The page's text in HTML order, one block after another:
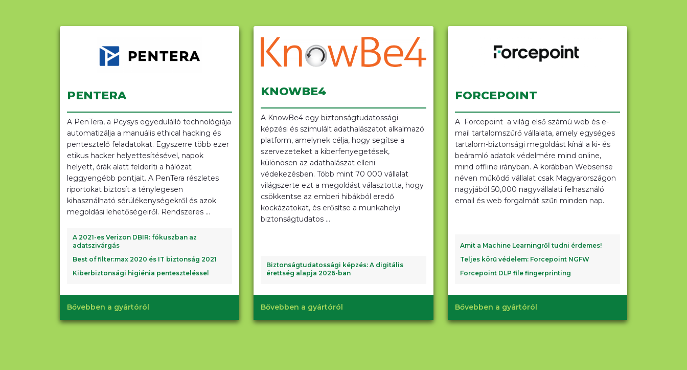
PENTERA
A PenTera, a Pcysys egyedülálló technológiája
automatizálja a manuális ethical hacking és
pentesztelő feladatokat. Egyszerre több ezer
etikus hacker helyettesítésével, napok
helyett, órák alatt felderíti a hálózat
leggyengébb pontjait. A PenTera részletes
riportokat biztosít a ténylegesen
kihasználható sérülékenységekről és azok
megoldási lehetőségeiről. Rendszeres ...
A 2021-es Verizon DBIR: fókuszban az
adatszivárgás
Best of filter:max 2020 és IT biztonság 2021
Kiberbiztonsági higiénia penteszteléssel
Bővebben a gyártóról
KNOWBE4
A KnowBe4 egy biztonságtudatossági
képzési és szimulált adathalászatot alkalmazó
platform, amelynek célja, hogy segítse a
szervezeteket a kiberfenyegetések,
különösen az adathalászat elleni
védekezésben. Több mint 70 000 vállalat
világszerte ezt a megoldást választotta, hogy
csökkentse az emberi hibákból eredő
kockázatokat, és erősítse a munkahelyi
biztonságtudatos ...
Biztonságtudatossági képzés: A digitális
érettség alapja 2026-ban
Bővebben a gyártóról
FORCEPOINT
A Forcepoint a világ első számú web és e-
mail tartalomszűrő vállalata, amely egységes
tartalom-biztonsági megoldást kínál a ki- és
beáramló adatok védelmére mind online,
mind offline irányban. A korábban Websense
néven működő vállalat csak Magyarországon
nagyjából 50,000 nagyvállalati felhasználó
email és web forgalmát szűri minden nap.
Amit a Machine Learningről tudni érdemes!
Teljes körű védelem: Forcepoint NGFW
Forcepoint DLP file fingerprinting
Bővebben a gyártóról